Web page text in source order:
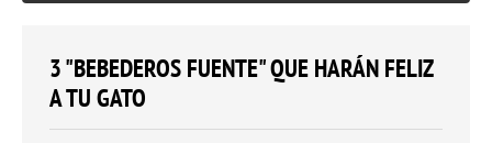
3 "BEBEDEROS FUENTE" QUE HARÁN FELIZ
A TU GATO